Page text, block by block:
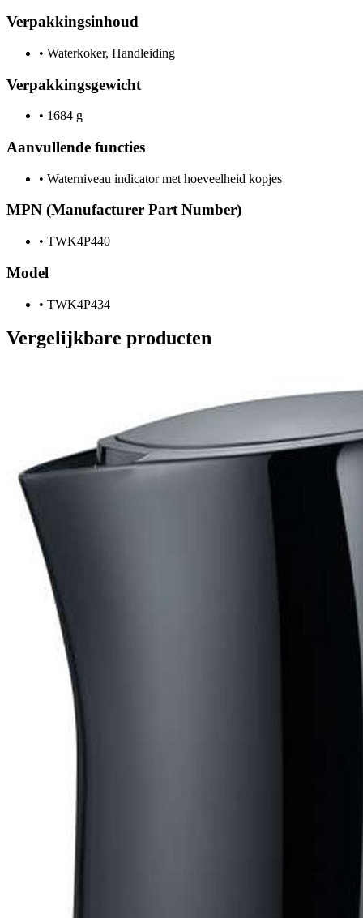
Verpakkingsinhoud
• Waterkoker, Handleiding
Verpakkingsgewicht
• 1684 g
Aanvullende functies
• Waterniveau indicator met hoeveelheid kopjes
MPN (Manufacturer Part Number)
• TWK4P440
Model
• TWK4P434
Vergelijkbare producten